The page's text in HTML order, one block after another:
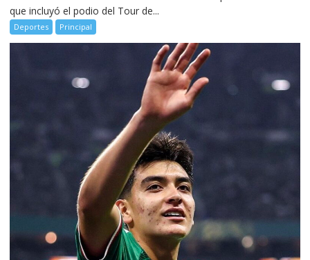
que incluyó el podio del Tour de...
Deportes Principal